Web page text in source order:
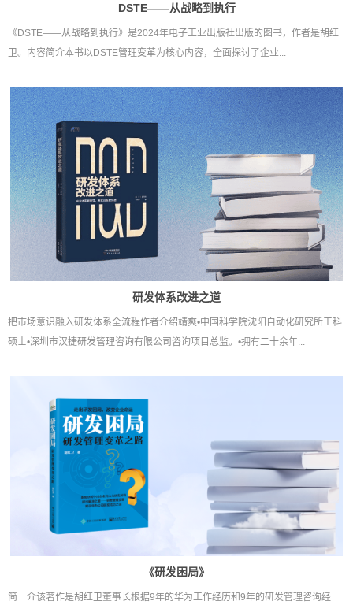
DSTE——从战略到执行
《DSTE——从战略到执行》是2024年电子工业出版社出版的图书，作者是胡红
卫。内容简介本书以DSTE管理变革为核心内容，全面探讨了企业...
研发体系改进之道
把市场意识融入研发体系全流程作者介绍靖爽•中国科学院沈阳自动化研究所工科
硕士•深圳市汉捷研发管理咨询有限公司咨询项目总监。•拥有二十余年...
《研发困局》
简 介该著作是胡红卫董事长根据9年的华为工作经历和9年的研发管理咨询经